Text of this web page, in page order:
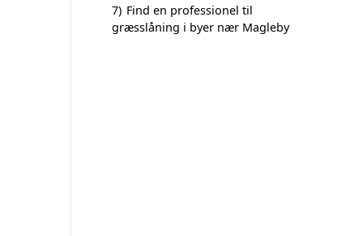
7) Find en professionel til
græsslåning i byer nær Magleby